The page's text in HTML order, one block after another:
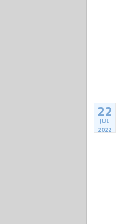
22
JUL
2022